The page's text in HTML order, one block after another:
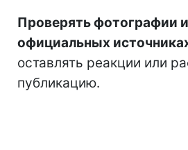
Проверять фотографии
официальных
оставлять реакции или
публикацию.